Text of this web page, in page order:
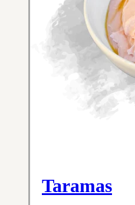
Taramas